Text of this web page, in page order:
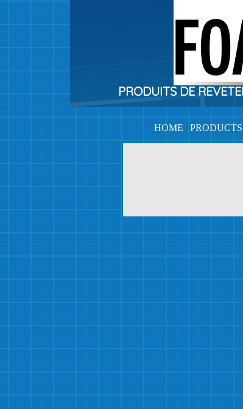
PRODUITS DE
HOME PRODUCTS